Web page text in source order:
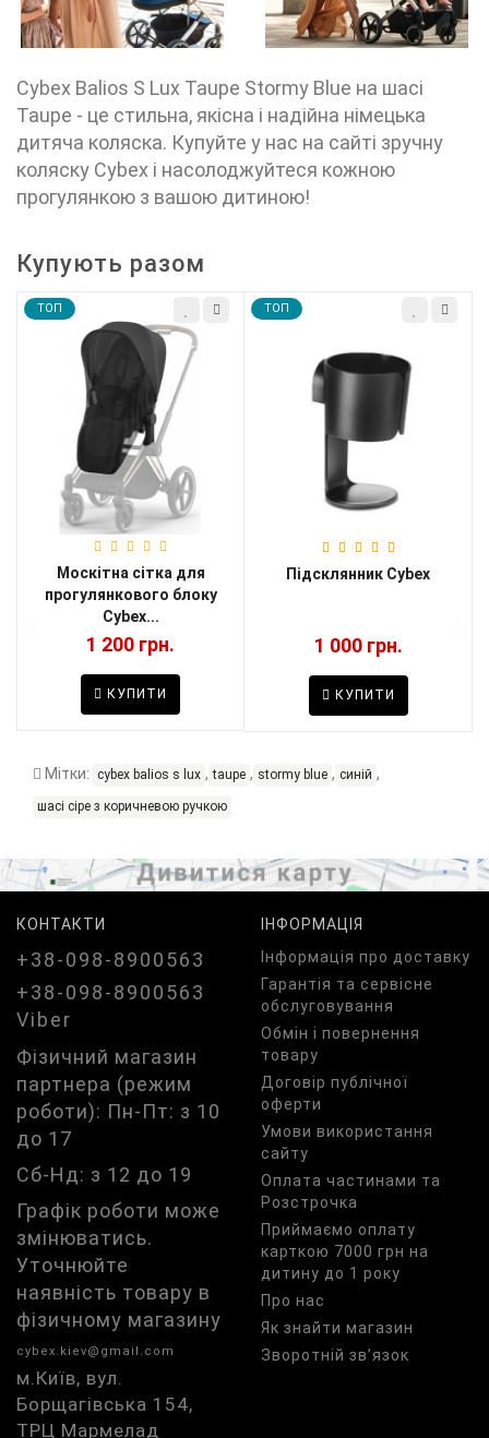
Cybex Balios S Lux Taupe Stormy Blue на шасі
Taupe - це стильна, якісна і надійна німецька
дитяча коляска. Купуйте у нас на сайті зручну
коляску Cybex і насолоджуйтеся кожною
прогулянкою з вашою дитиною!
Купують разом
TOП
Москітна сітка для
прогулянкового блоку
Cybex...
1 200 грн.
КУПИТИ
TOП
Підсклянник Cybex
1 000 грн.
КУПИТИ
Мітки: cybex balios s lux , taupe , stormy blue , синій ,
шасі сіре з коричневою ручкою
КОНТАКТИ
+38-098-8900563
+38-098-8900563
Viber
Фізичний магазин
партнера (режим
роботи): Пн-Пт: з 10
до 17
Сб-Нд: з 12 до 19
Графік роботи може
змінюватись.
Уточнюйте
наявність товару в
фізичному магазину
cybex.kiev@gmail.com
м.Київ, вул.
Борщагівська 154,
ТРЦ Мармелад
ІНФОРМАЦІЯ
Iнформація про доставку
Гарантія та сервісне
обслуговування
Обмін і повернення
товару
Договір публічної
оферти
Умови використання
сайту
Оплата частинами та
Розстрочка
Приймаємо оплату
карткою 7000 грн на
дитину до 1 року
Про нас
Як знайти магазин
Зворотній зв’язок